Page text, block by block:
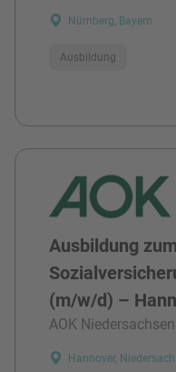
Nürnberg, Bayern
Ausbildung
Ausbildung zum
(m/w/d) –
AOK
Hannover,